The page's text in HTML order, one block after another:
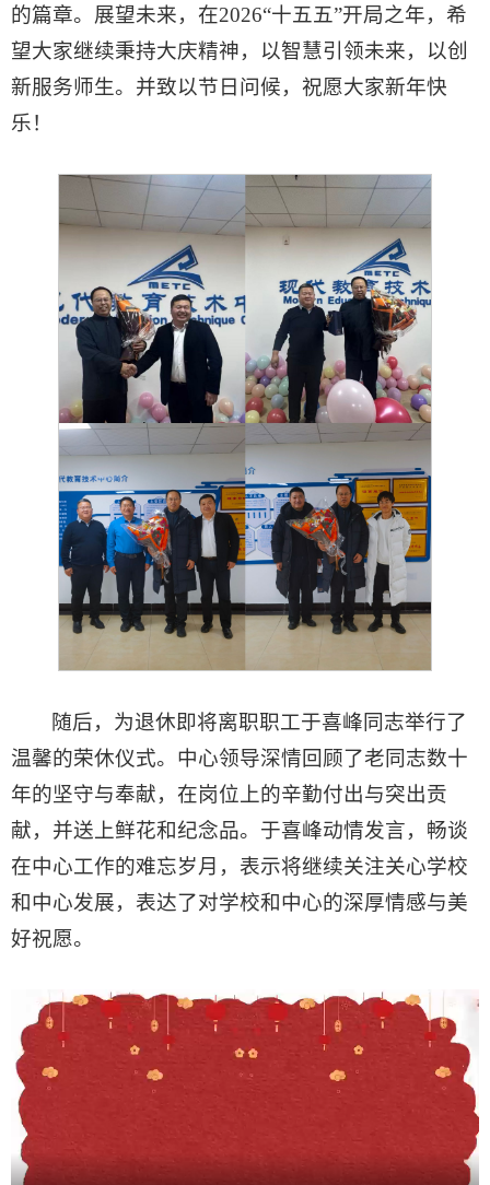
的篇章。展望未来，在2026“十五五”开局之年，希
望大家继续秉持大庆精神，以智慧引领未来，以创
新服务师生。并致以节日问候，祝愿大家新年快
乐！
随后，为退休即将离职职工于喜峰同志举行了
温馨的荣休仪式。中心领导深情回顾了老同志数十
年的坚守与奉献，在岗位上的辛勤付出与突出贡
献，并送上鲜花和纪念品。于喜峰动情发言，畅谈
在中心工作的难忘岁月，表示将继续关注关心学校
和中心发展，表达了对学校和中心的深厚情感与美
好祝愿。